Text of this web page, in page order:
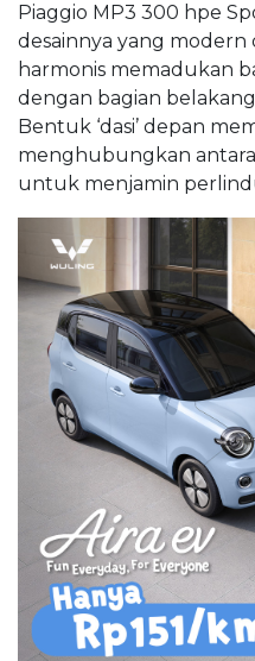
Piaggio MP3 300 hpe
desainnya yang modern
harmonis memadukan
dengan bagian
Bentuk ‘dasi’ depan
menghubungkan
untuk menjamin